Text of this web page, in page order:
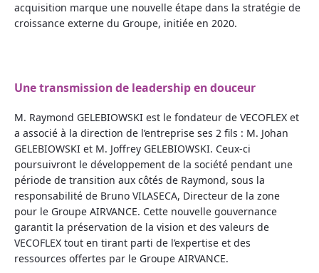
acquisition marque une nouvelle étape dans la stratégie de
croissance externe du Groupe, initiée en 2020.
Une transmission de leadership en douceur
M. Raymond GELEBIOWSKI est le fondateur de VECOFLEX et
a associé à la direction de l’entreprise ses 2 fils : M. Johan
GELEBIOWSKI et M. Joffrey GELEBIOWSKI. Ceux-ci
poursuivront le développement de la société pendant une
période de transition aux côtés de Raymond, sous la
responsabilité de Bruno VILASECA, Directeur de la zone
pour le Groupe AIRVANCE. Cette nouvelle gouvernance
garantit la préservation de la vision et des valeurs de
VECOFLEX tout en tirant parti de l’expertise et des
ressources offertes par le Groupe AIRVANCE.